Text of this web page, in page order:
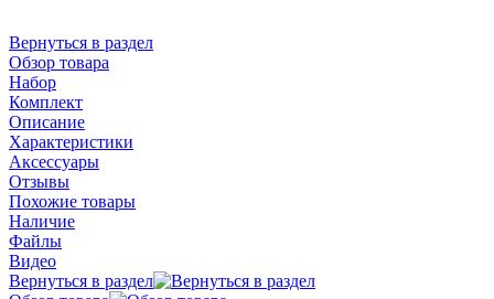
Вернуться в раздел
Обзор товара
Набор
Комплект
Описание
Характеристики
Аксессуары
Отзывы
Похожие товары
Наличие
Файлы
Видео
Вернуться в раздел